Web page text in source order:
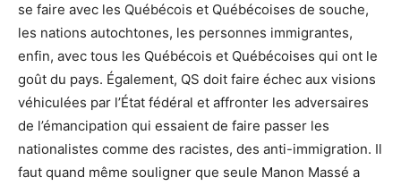
se faire avec les Québécois et Québécoises de souche,
les nations autochtones, les personnes immigrantes,
enfin, avec tous les Québécois et Québécoises qui ont le
goût du pays. Également, QS doit faire échec aux visions
véhiculées par l’État fédéral et affronter les adversaires
de l’émancipation qui essaient de faire passer les
nationalistes comme des racistes, des anti-immigration. Il
faut quand même souligner que seule Manon Massé a